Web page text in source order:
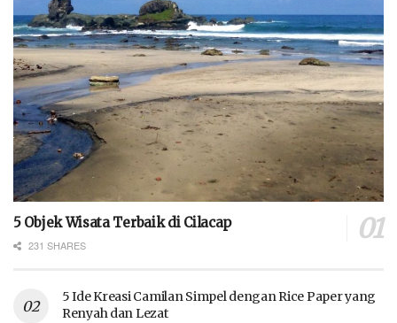
5 Objek Wisata Terbaik di Cilacap
231 SHARES
5 Ide Kreasi Camilan Simpel dengan Rice Paper yang
Renyah dan Lezat